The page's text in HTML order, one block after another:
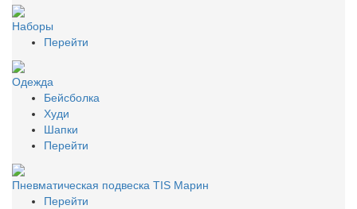
Наборы
Перейти
Одежда
Бейсболка
Худи
Шапки
Перейти
Пневматическая подвеска TIS Марин
Перейти